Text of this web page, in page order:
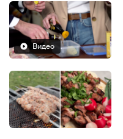
Видео